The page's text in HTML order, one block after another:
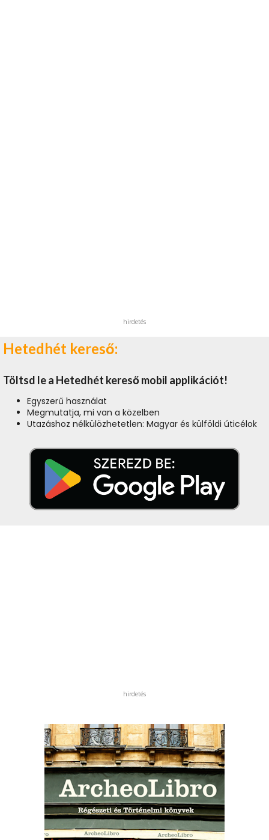
hirdetés
Hetedhét kereső:
Töltsd le a Hetedhét kereső mobil applikációt!
Egyszerű használat
Megmutatja, mi van a közelben
Utazáshoz nélkülözhetetlen: Magyar és külföldi úticélok
hirdetés